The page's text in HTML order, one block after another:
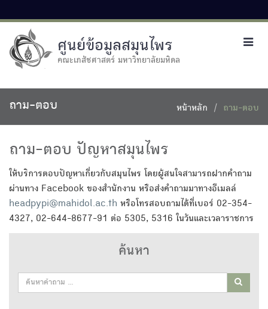
ศูนย์ข้อมูลสมุนไพร
คณะเภสัชศาสตร์ มหาวิทยาลัยมหิดล
ถาม-ตอบ หน้าหลัก ถาม-ตอบ
ถาม-ตอบ ปัญหาสมุนไพร
ให้บริการตอบปัญหาเกี่ยวกับสมุนไพร โดยผู้สนใจสามารถฝากคำถาม
ผ่านทาง Facebook ของสำนักงาน หรือส่งคำถามมาทางอีเมลล์
headpypi@mahidol.ac.th หรือโทรสอบถามได้ที่เบอร์ 02-354-
4327, 02-644-8677-91 ต่อ 5305, 5316 ในวันและเวลาราชการ
ค้นหา